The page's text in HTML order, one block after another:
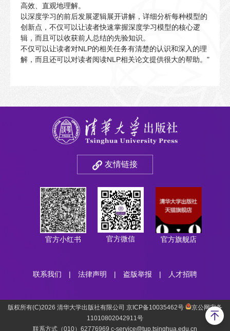
高效、直观地理解。
以深度学习的前后发展逻辑展开讲解，详细分析每种模型的
创新点，不仅可以让读者快速掌握深度学习模型的核心逻
辑，而且可以收获前人总结的先验知识。
不仅可以让读者对NLP的相关任务有清楚的认识和深入的理
解，而且还可以对读者阅读NLP相关论文提供很大的帮助。"
友情链接
官方小红书 官方微信 官方旗舰店
联系我们 | 法律声明 | 盗版举报 | 人才招聘
版权所有(C)2026 清华大学出版社有限公司 京ICP备10035462号
京公网安备
11010802042911号
联系方式（010）62776969 c-service@tup.tsinghua.edu.cn